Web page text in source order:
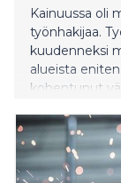
Kainuussa oli
työnhakijaa.
kuudenneksi
alueista
kohentunut